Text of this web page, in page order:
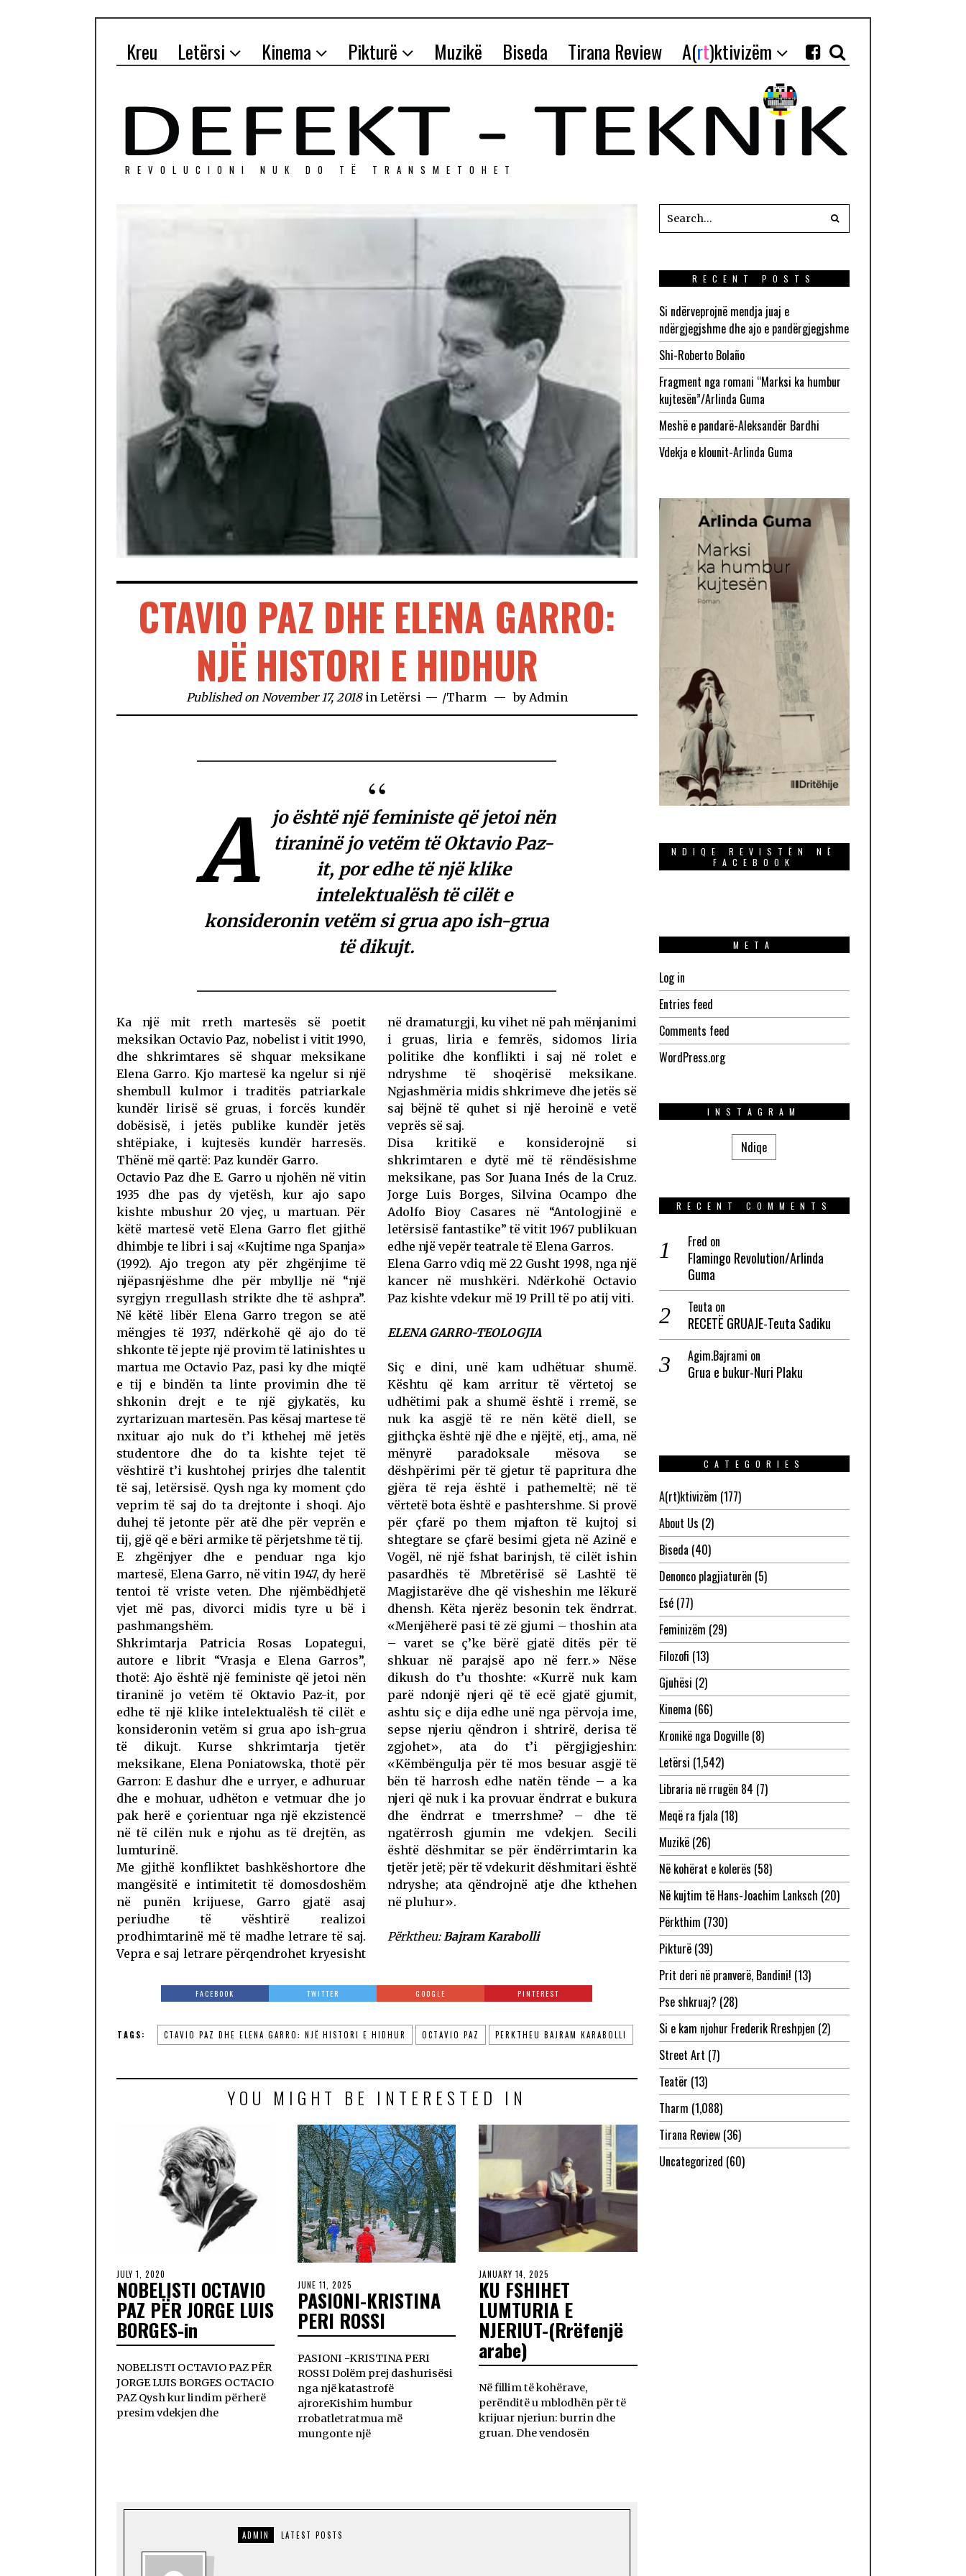
Kreu Letërsi Kinema Pikturë Muzikë Biseda Tirana Review A(rt)ktivizëm
REVOLUCIONI NUK DO TЁ TRANSMETOHET
CTAVIO PAZ DHE ELENA GARRO:
NJË HISTORI E HIDHUR
Published on November 17, 2018 in Letërsi /Tharm by Admin
A
jo është një feministe që jetoi nën
tiraninë jo vetëm të Oktavio Paz-
it, por edhe të një klike
intelektualësh të cilët e
konsideronin vetëm si grua apo ish-grua
të dikujt.
Ka një mit rreth martesës së poetit
meksikan Octavio Paz, nobelist i vitit 1990,
dhe shkrimtares së shquar meksikane
Elena Garro. Kjo martesë ka ngelur si një
shembull kulmor i traditës patriarkale
kundër lirisë së gruas, i forcës kundër
dobësisë, i jetës publike kundër jetës
shtëpiake, i kujtesës kundër harresës.
Thënë më qartë: Paz kundër Garro.
Octavio Paz dhe E. Garro u njohën në vitin
1935 dhe pas dy vjetësh, kur ajo sapo
kishte mbushur 20 vjeç, u martuan. Për
këtë martesë vetë Elena Garro flet gjithë
dhimbje te libri i saj «Kujtime nga Spanja»
(1992). Ajo tregon aty për zhgënjime të
njëpasnjëshme dhe për mbyllje në “një
syrgjyn rregullash strikte dhe të ashpra”.
Në këtë libër Elena Garro tregon se atë
mëngjes të 1937, ndërkohë që ajo do të
shkonte të jepte një provim të latinishtes u
martua me Octavio Paz, pasi ky dhe miqtë
e tij e bindën ta linte provimin dhe të
shkonin drejt e te një gjykatës, ku
zyrtarizuan martesën. Pas kësaj martese të
nxituar ajo nuk do t’i kthehej më jetës
studentore dhe do ta kishte tejet të
vështirë t’i kushtohej prirjes dhe talentit
të saj, letërsisë. Qysh nga ky moment çdo
veprim të saj do ta drejtonte i shoqi. Ajo
duhej të jetonte për atë dhe për veprën e
tij, gjë që e bëri armike të përjetshme të tij.
E zhgënjyer dhe e penduar nga kjo
martesë, Elena Garro, në vitin 1947, dy herë
tentoi të vriste veten. Dhe njëmbëdhjetë
vjet më pas, divorci midis tyre u bë i
pashmangshëm.
Shkrimtarja Patricia Rosas Lopategui,
autore e librit “Vrasja e Elena Garros”,
thotë: Ajo është një feministe që jetoi nën
tiraninë jo vetëm të Oktavio Paz-it, por
edhe të një klike intelektualësh të cilët e
konsideronin vetëm si grua apo ish-grua
të dikujt. Kurse shkrimtarja tjetër
meksikane, Elena Poniatowska, thotë për
Garron: E dashur dhe e urryer, e adhuruar
dhe e mohuar, udhëton e vetmuar dhe jo
pak herë e çorientuar nga një ekzistencë
në të cilën nuk e njohu as të drejtën, as
lumturinë.
Me gjithë konfliktet bashkëshortore dhe
mangësitë e intimitetit të domosdoshëm
në punën krijuese, Garro gjatë asaj
periudhe të vështirë realizoi
prodhimtarinë më të madhe letrare të saj.
Vepra e saj letrare përqendrohet kryesisht
në dramaturgji, ku vihet në pah mënjanimi
i gruas, liria e femrës, sidomos liria
politike dhe konflikti i saj në rolet e
ndryshme të shoqërisë meksikane.
Ngjashmëria midis shkrimeve dhe jetës së
saj bëjnë të quhet si një heroinë e vetë
veprës së saj.
Disa kritikë e konsiderojnë si
shkrimtaren e dytë më të rëndësishme
meksikane, pas Sor Juana Inés de la Cruz.
Jorge Luis Borges, Silvina Ocampo dhe
Adolfo Bioy Casares në “Antologjinë e
letërsisë fantastike” të vitit 1967 publikuan
edhe një vepër teatrale të Elena Garros.
Elena Garro vdiq më 22 Gusht 1998, nga një
kancer në mushkëri. Ndërkohë Octavio
Paz kishte vdekur më 19 Prill të po atij viti.
ELENA GARRO-TEOLOGJIA
Siç e dini, unë kam udhëtuar shumë.
Kështu që kam arritur të vërtetoj se
udhëtimi pak a shumë është i rremë, se
nuk ka asgjë të re nën këtë diell, se
gjithçka është një dhe e njëjtë, etj., ama, në
mënyrë paradoksale mësova se
dëshpërimi për të gjetur të papritura dhe
gjëra të reja është i pathemeltë; në të
vërtetë bota është e pashtershme. Si provë
për çfarë po them mjafton të kujtoj si
shtegtare se çfarë besimi gjeta në Azinë e
Vogël, në një fshat barinjsh, të cilët ishin
pasardhës të Mbretërisë së Lashtë të
Magjistarëve dhe që visheshin me lëkurë
dhensh. Këta njerëz besonin tek ëndrrat.
«Menjëherë pasi të zë gjumi – thoshin ata
– varet se ç’ke bërë gjatë ditës për të
shkuar në parajsë apo në ferr.» Nëse
dikush do t’u thoshte: «Kurrë nuk kam
parë ndonjë njeri që të ecë gjatë gjumit,
ashtu siç e dija edhe unë nga përvoja ime,
sepse njeriu qëndron i shtrirë, derisa të
zgjohet», ata do t’i përgjigjeshin:
«Këmbëngulja për të mos besuar asgjë të
bën të harrosh edhe natën tënde – a ka
njeri që nuk i ka provuar ëndrrat e bukura
dhe ëndrrat e tmerrshme? – dhe të
ngatërrosh gjumin me vdekjen. Secili
është dëshmitar se për ëndërrimtarin ka
tjetër jetë; për të vdekurit dëshmitari është
ndryshe; ata qëndrojnë atje dhe kthehen
në pluhur».
Përktheu:Bajram Karabolli
FACEBOOK TWITTER GOOGLE PINTEREST
TAGS: CTAVIO PAZ DHE ELENA GARRO: NJË HISTORI E HIDHUR OCTAVIO PAZ PERKTHEU BAJRAM KARABOLLI
YOU MIGHT BE INTERESTED IN
JULY 1, 2020
NOBELISTI OCTAVIO
PAZ PËR JORGE LUIS
BORGES-in
NOBELISTI OCTAVIO PAZ PËR
JORGE LUIS BORGES OCTACIO
PAZ Qysh kur lindim përherë
presim vdekjen dhe
JUNE 11, 2025
PASIONI-KRISTINA
PERI ROSSI
PASIONI -KRISTINA PERI
ROSSI Dolëm prej dashurisësi
nga një katastrofë
ajroreKishim humbur
rrobatletratmua më
mungonte një
JANUARY 14, 2025
KU FSHIHET
LUMTURIA E
NJERIUT-(Rrëfenjë
arabe)
Në fillim të kohërave,
perënditë u mblodhën për të
krijuar njeriun: burrin dhe
gruan. Dhe vendosën
ADMIN LATEST POSTS
RECENT POSTS
Si ndërveprojnë mendja juaj e
ndërgjegjshme dhe ajo e pandërgjegjshme
Shi-Roberto Bolaño
Fragment nga romani “Marksi ka humbur
kujtesën”/Arlinda Guma
Meshë e pandarë-Aleksandër Bardhi
Vdekja e klounit-Arlinda Guma
NDIQE REVISTËN NË
FACEBOOK
META
Log in
Entries feed
Comments feed
WordPress.org
INSTAGRAM
Ndiqe
RECENT COMMENTS
Fred on
Flamingo Revolution/Arlinda
Guma
Teuta on
RECETË GRUAJE-Teuta Sadiku
Agim.Bajrami on
Grua e bukur-Nuri Plaku
CATEGORIES
A(rt)ktivizëm (177)
About Us (2)
Biseda (40)
Denonco plagjiaturën (5)
Esé(77)
Feminizëm (29)
Filozofi (13)
Gjuhësi (2)
Kinema (66)
Kronikë nga Dogville(8)
Letërsi (1,542)
Libraria në rrugën 84 (7)
Meqë ra fjala (18)
Muzikë(26)
Në kohërat e kolerës (58)
Në kujtim të Hans-Joachim Lanksch (20)
Përkthim (730)
Pikturë(39)
Prit deri në pranverë, Bandini! (13)
Pse shkruaj? (28)
Si e kam njohur Frederik Rreshpjen (2)
Street Art (7)
Teatër (13)
Tharm (1,088)
Tirana Review(36)
Uncategorized (60)